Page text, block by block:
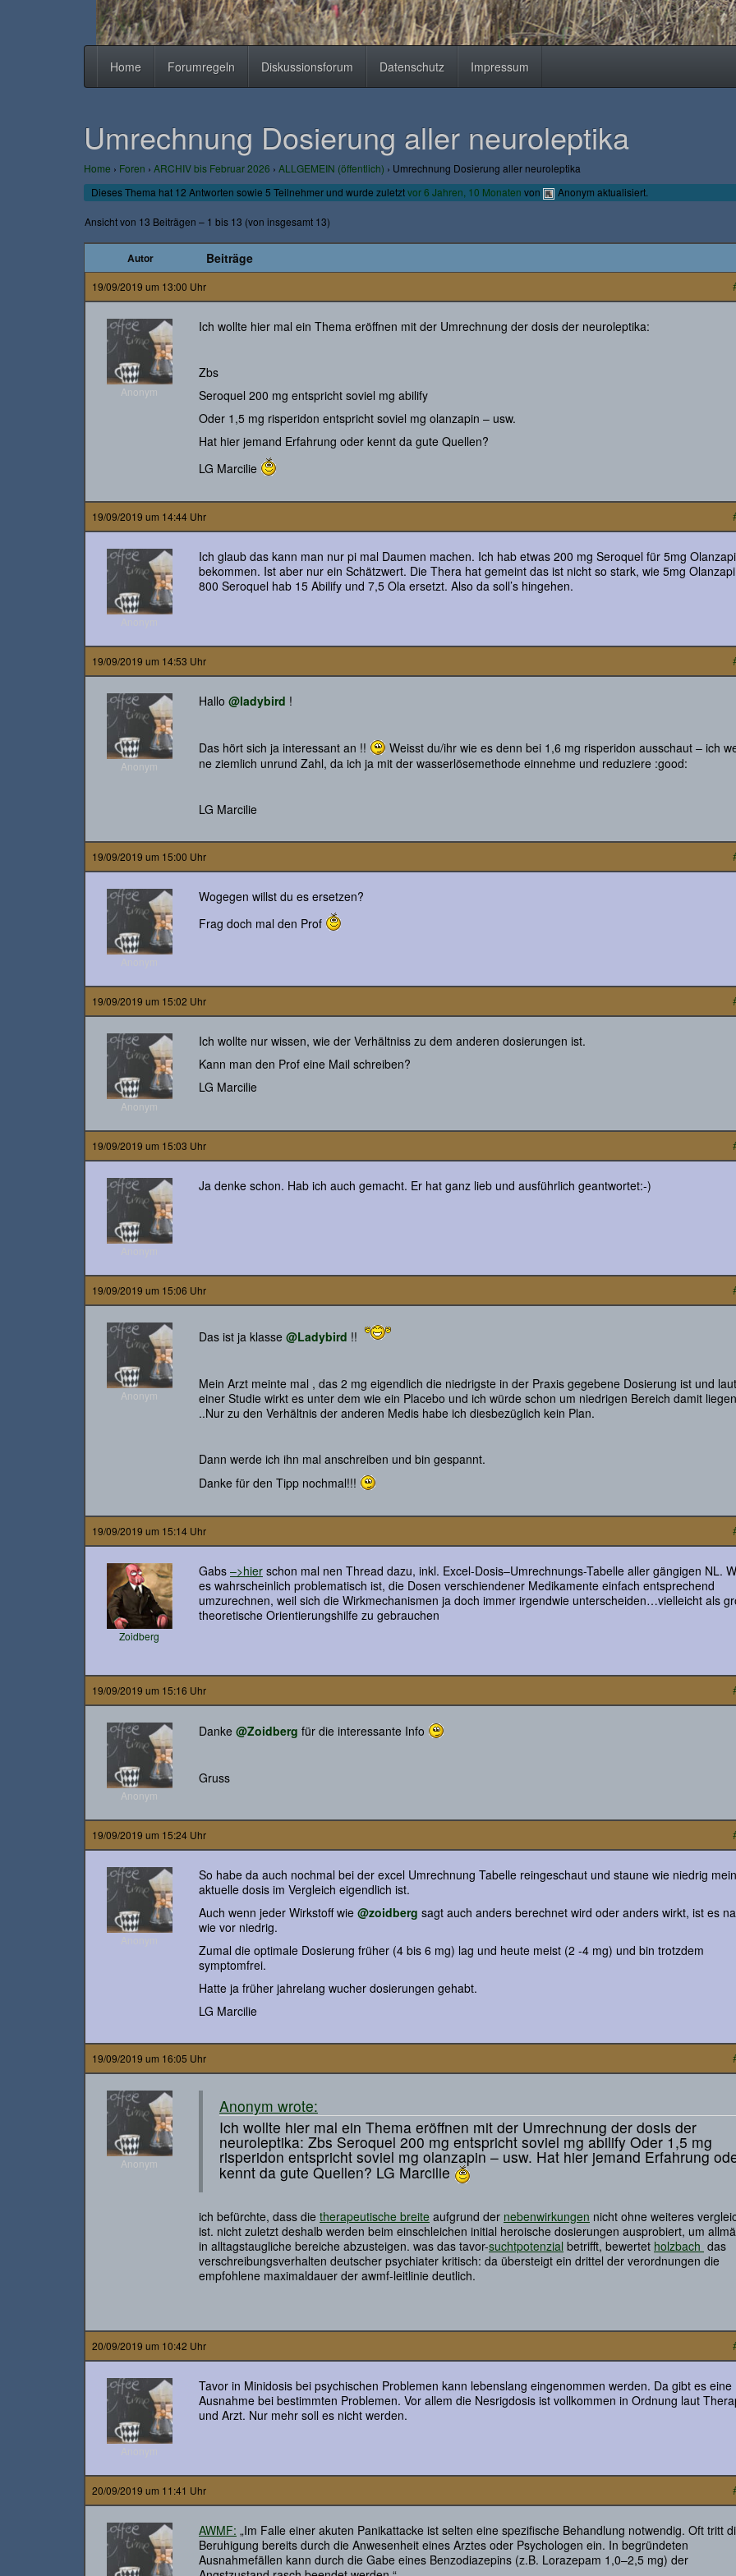
Home Forumregeln Diskussionsforum Datenschutz Impressum
Umrechnung Dosierung aller neuroleptika
Home › Foren › ARCHIV bis Februar 2026 › ALLGEMEIN (öffentlich) › Umrechnung Dosierung aller neuroleptika
Dieses Thema hat 12 Antworten sowie 5 Teilnehmer und wurde zuletztvor 6 Jahren, 10 Monaten von Anonym aktualisiert.
Ansicht von 13 Beiträgen – 1 bis 13 (von insgesamt 13)
Autor Beiträge
19/09/2019 um 13:00 Uhr
Anonym
Ich wollte hier mal ein Thema eröffnen mit der Umrechnung der dosis der neuroleptika:
Zbs
Seroquel 200 mg entspricht soviel mg abilify
Oder 1,5 mg risperidon entspricht soviel mg olanzapin – usw.
Hat hier jemand Erfahrung oder kennt da gute Quellen?
LG Marcilie
19/09/2019 um 14:44 Uhr
Ich glaub das kann man nur pi mal Daumen machen. Ich hab etwas 200 mg Seroquel für 5mg
bekommen. Ist aber nur ein Schätzwert. Die Thera hat gemeint das ist nicht so stark, wie 5mg
800 Seroquel hab 15 Abilify und 7,5 Ola ersetzt. Also da soll’s hingehen.
19/09/2019 um 14:53 Uhr
Anonym
Hallo @ladybird !
Das hört sich ja interessant an !!
Weisst du/ihr wie es denn bei 1,6 mg risperidon ausschaut – ich
ne ziemlich unrund Zahl, da ich ja mit der wasserlösemethode einnehme und reduziere :good:
LG Marcilie
19/09/2019 um 15:00 Uhr
Wogegen willst du es ersetzen?
Frag doch mal den Prof
19/09/2019 um 15:02 Uhr
Anonym
Ich wollte nur wissen, wie der Verhältniss zu dem anderen dosierungen ist.
Kann man den Prof eine Mail schreiben?
LG Marcilie
19/09/2019 um 15:03 Uhr
Ja denke schon. Hab ich auch gemacht. Er hat ganz lieb und ausführlich geantwortet:-)
19/09/2019 um 15:06 Uhr
Anonym
Das ist ja klasse @Ladybird !!
Mein Arzt meinte mal , das 2 mg eigendlich die niedrigste in der Praxis gegebene Dosierung ist und laut
einer Studie wirkt es unter dem wie ein Placebo und ich würde schon um niedrigen Bereich damit liegen
..Nur zu den Verhältnis der anderen Medis habe ich diesbezüglich kein Plan.
Dann werde ich ihn mal anschreiben und bin gespannt.
Danke für den Tipp nochmal!!!
19/09/2019 um 15:14 Uhr
Zoidberg
Gabs –>hier schon mal nen Thread dazu, inkl. Excel-Dosis–Umrechnungs-Tabelle aller gängigen NL.
es wahrscheinlich problematisch ist, die Dosen verschiendener Medikamente einfach entsprechend
umzurechnen, weil sich die Wirkmechanismen ja doch immer irgendwie unterscheiden…vielleicht als
theoretische Orientierungshilfe zu gebrauchen
19/09/2019 um 15:16 Uhr
Anonym
Danke @Zoidberg für die interessante Info
Gruss
19/09/2019 um 15:24 Uhr
So habe da auch nochmal bei der excel Umrechnung Tabelle reingeschaut und staune wie niedrig
aktuelle dosis im Vergleich eigendlich ist.
Auch wenn jeder Wirkstoff wie @zoidberg sagt auch anders berechnet wird oder anders wirkt, ist es
wie vor niedrig.
Zumal die optimale Dosierung früher (4 bis 6 mg) lag und heute meist (2 -4 mg) und bin trotzdem
symptomfrei.
Hatte ja früher jahrelang wucher dosierungen gehabt.
LG Marcilie
19/09/2019 um 16:05 Uhr
Anonym
Anonym wrote:
Ich wollte hier mal ein Thema eröffnen mit der Umrechnung der dosis der
neuroleptika: Zbs Seroquel 200 mg entspricht soviel mg abilify Oder 1,5 mg
risperidon entspricht soviel mg olanzapin – usw. Hat hier jemand Erfahrung
kennt da gute Quellen? LG Marcilie
ich befürchte, dass die therapeutische breite aufgrund der nebenwirkungen nicht ohne weiteres
ist. nicht zuletzt deshalb werden beim einschleichen initial heroische dosierungen ausprobiert, um
in alltagstaugliche bereiche abzusteigen. was das tavor-suchtpotenzial betrifft, bewertet holzbach das
verschreibungsverhalten deutscher psychiater kritisch: da übersteigt ein drittel der verordnungen die
empfohlene maximaldauer der awmf-leitlinie deutlich.
20/09/2019 um 10:42 Uhr
Tavor in Minidosis bei psychischen Problemen kann lebenslang eingenommen werden. Da gibt es eine
Ausnahme bei bestimmten Problemen. Vor allem die Nesrigdosis ist vollkommen in Ordnung laut
und Arzt. Nur mehr soll es nicht werden.
20/09/2019 um 11:41 Uhr
AWMF: „Im Falle einer akuten Panikattacke ist selten eine spezifische Behandlung notwendig. Oft tritt
Beruhigung bereits durch die Anwesenheit eines Arztes oder Psychologen ein. In begründeten
Ausnahmefällen kann durch die Gabe eines Benzodiazepins (z.B. Lorazepam 1,0–2,5 mg) der